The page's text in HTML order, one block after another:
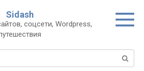
Sidash
соцсети, Wordpress,